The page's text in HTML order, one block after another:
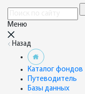
Меню
Назад
Каталог фондов
Путеводитель
Базы данных